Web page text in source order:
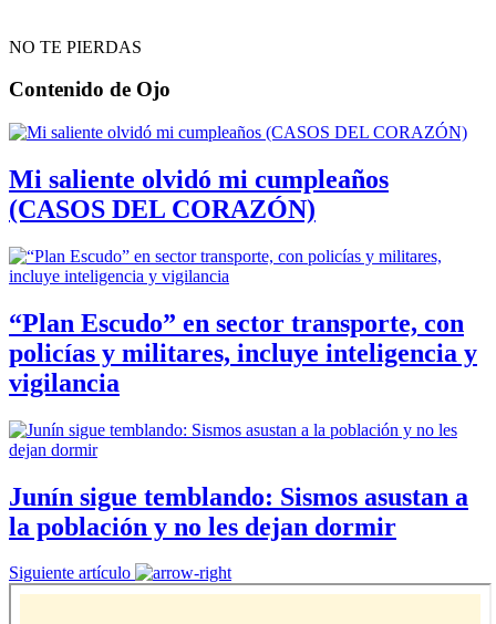
NO TE PIERDAS
Contenido de Ojo
Mi saliente olvidó mi cumpleaños
(CASOS DEL CORAZÓN)
“Plan Escudo” en sector transporte, con
policías y militares, incluye inteligencia y
vigilancia
Junín sigue temblando: Sismos asustan a
la población y no les dejan dormir
Siguiente artículo